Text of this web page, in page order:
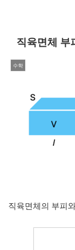
직육면체 부
수학
직육면체의 부피